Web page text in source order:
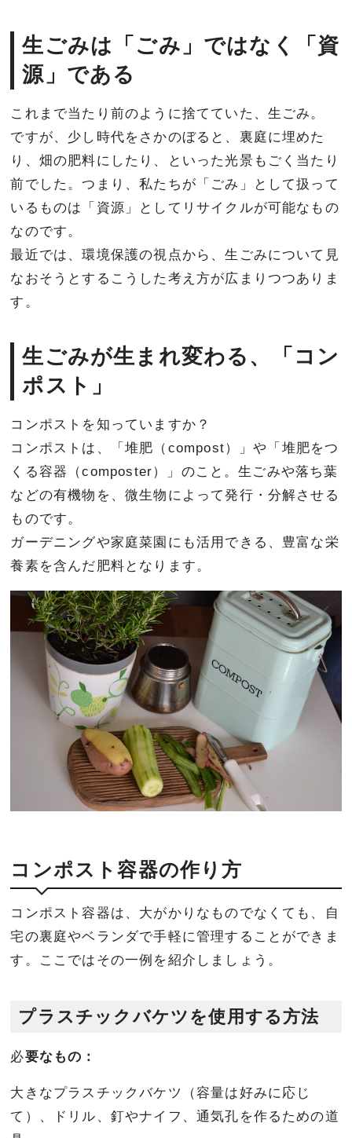
生ごみは「ごみ」ではなく「資
源」である
これまで当たり前のように捨てていた、生ごみ。
ですが、少し時代をさかのぼると、裏庭に埋めた
り、畑の肥料にしたり、といった光景もごく当たり
前でした。つまり、私たちが「ごみ」として扱って
いるものは「資源」としてリサイクルが可能なもの
なのです。
最近では、環境保護の視点から、生ごみについて見
なおそうとするこうした考え方が広まりつつありま
す。
生ごみが生まれ変わる、「コン
ポスト」
コンポストを知っていますか？
コンポストは、「堆肥（compost）」や「堆肥をつ
くる容器（composter）」のこと。生ごみや落ち葉
などの有機物を、微生物によって発行・分解させる
ものです。
ガーデニングや家庭菜園にも活用できる、豊富な栄
養素を含んだ肥料となります。
コンポスト容器の作り方
コンポスト容器は、大がかりなものでなくても、自
宅の裏庭やベランダで手軽に管理することができま
す。ここではその一例を紹介しましょう。
プラスチックバケツを使用する方法
必要なもの：
大きなプラスチックバケツ（容量は好みに応じ
て）、ドリル、釘やナイフ、通気孔を作るための道